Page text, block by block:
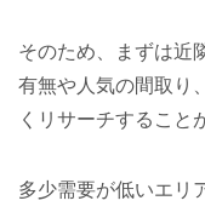
そのため、まずは近
有無や人気の間取り
くリサーチすること
多少需要が低いエリ